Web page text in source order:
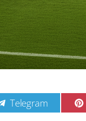
C
o
Telegram